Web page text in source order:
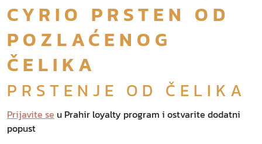
CYRIO PRSTEN OD
POZLAĆENOG
ČELIKA
PRSTENJE OD ČELIKA
Prijavite se u Prahir loyalty program i ostvarite dodatni
popust